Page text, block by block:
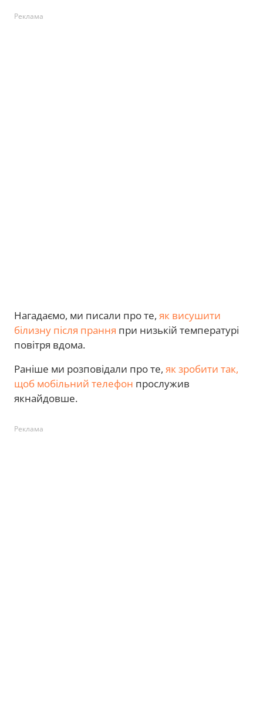
Реклама
Нагадаємо, ми писали про те, як висушити
білизну після прання при низькій температурі
повітря вдома.
Раніше ми розповідали про те, як зробити так,
щоб мобільний телефон прослужив
якнайдовше.
Реклама